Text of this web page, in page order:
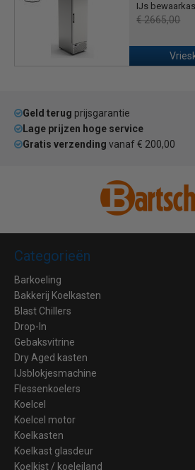
IJs
€ 2665,00
Geld terug prijsgarantie
Lage prijzen hoge service
Gratis verzending vanaf € 200,00
Categorieën
Barkoeling
Bakkerij Koelkasten
Blast Chillers
Drop-In
Gebaksvitrine
Dry Aged kasten
IJsblokjesmachine
Flessenkoelers
Koelcel
Koelcel motor
Koelkasten
Koelkast glasdeur
Koelkist / koeleiland